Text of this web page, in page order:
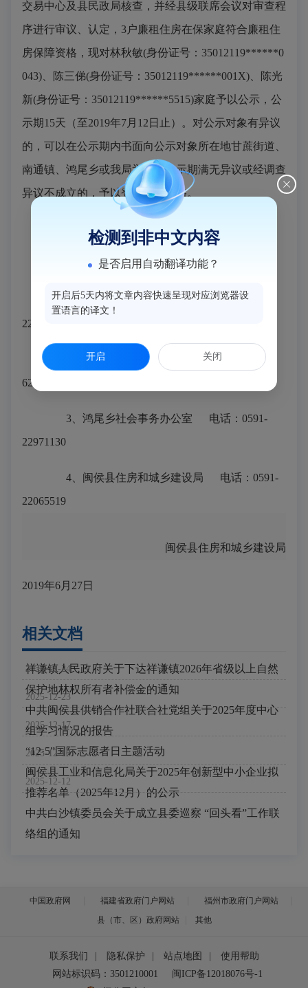
交易中心及县民政局核查，并经县级联席会议对审查程
序进行审议、认定，3户廉租住房在保家庭符合廉租住
房保障资格，现对林秋敏(身份证号：35012119******0
043)、陈三俤(身份证号：35012119******001X)、陈光
新(身份证号：35012119******5515)家庭予以公示，公
示期15天（至2019年7月12日止）。对公示对象有异议
的，可以在公示期内书面向公示对象所在地甘蔗街道、
南通镇、鸿尾乡或我局举报。公示期满无异议或经调查
异议不成立的，予以登记保障资格。
举报电话：
1、甘蔗街道社会事务办公室 电话：0591-
22062825
2、南通镇社会事务办公室 电话：0591-
62082832
3、鸿尾乡社会事务办公室 电话：0591-
22971130
4、闽侯县住房和城乡建设局 电话：0591-
22065519
闽侯县住房和城乡建设局
2019年6月27日
相关文档
2025-12-24
祥谦镇人民政府关于下达祥谦镇2026年省级以上自然
保护地林权所有者补偿金的通知
2025-12-23
中共闽侯县供销合作社联合社党组关于2025年度中心
组学习情况的报告
2025-12-17
“12·5”国际志愿者日主题活动
2025-12-16
闽侯县工业和信息化局关于2025年创新型中小企业拟
推荐名单（2025年12月）的公示
2025-12-12
中共白沙镇委员会关于成立县委巡察 “回头看”工作联
络组的通知
中国政府网 福建省政府门户网站
福州市政府门户网站
县（市、区）政府网站
其他
联系我们 隐私保护 站点地图
使用帮助
网站标识码：3501210001
闽ICP备12018076号-1
检测到非中文内容
是否启用自动翻译功能？
开启后5天内将文章内容快速呈现对应浏览器设
置语言的译文！
开启 关闭